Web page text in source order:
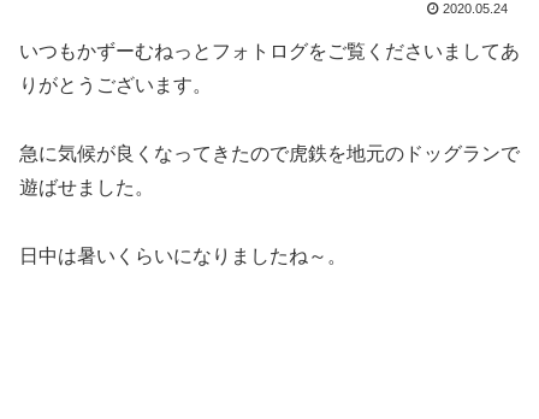
2020.05.24
いつもかずーむねっとフォトログをご覧くださいましてあ
りがとうございます。
急に気候が良くなってきたので虎鉄を地元のドッグランで
遊ばせました。
日中は暑いくらいになりましたね～。